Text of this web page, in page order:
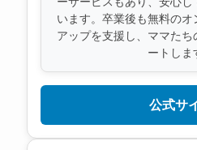
います。卒業後も無料の
アップを支援し、ママた
ートしま
公式サ